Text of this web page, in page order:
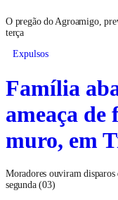
O pregão do Agroamigo,
terça
Expulsos
Família
ameaça de
muro, em
Moradores ouviram disparos
segunda (03)